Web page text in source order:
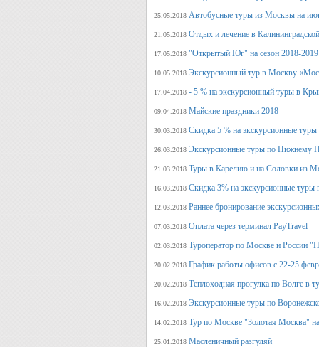
25.05.2018 Автобусные туры из Москвы на
21.05.2018 Отдых и лечение в
17.05.2018 "Открытый Юг" на сезон 2018-2019
10.05.2018 Экскурсионный тур в Москву
17.04.2018 - 5 % на экскурсионный туры в
09.04.2018 Майские праздники 2018
30.03.2018 Скидка 5 % на экскурсионные
26.03.2018 Экскурсионные туры по Нижнему
21.03.2018 Туры в Карелию и на Соловки из
16.03.2018 Скидка 3% на экскурсионные
12.03.2018 Раннее бронирование
07.03.2018 Оплата через терминал PayTravel
02.03.2018 Туроператор по Москве и России
20.02.2018 График работы офисов с 22-25
20.02.2018 Теплоходная прогулка по Волге в
16.02.2018 Экскурсионные туры по
14.02.2018 Тур по Москве "Золотая Москва"
25.01.2018 Масленичный разгуляй